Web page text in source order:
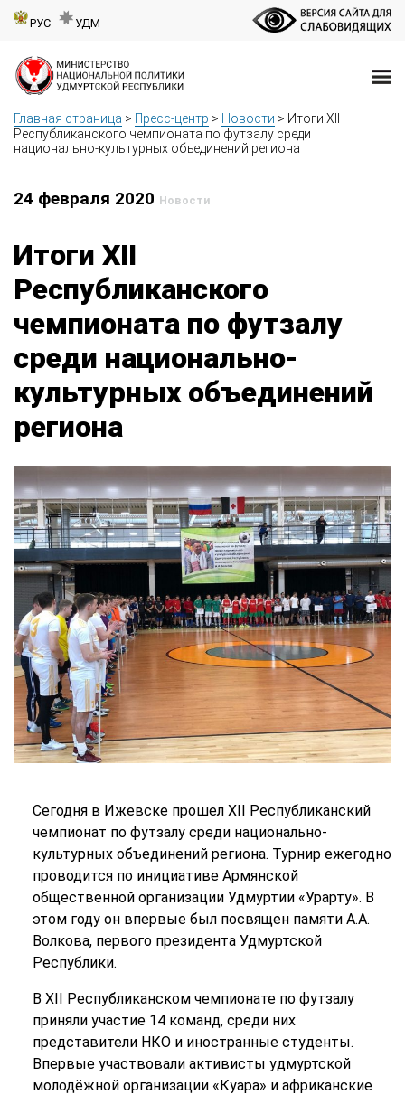
РУС УДМ
Главная страница > Пресс-центр > Новости > Итоги XII
Республиканского чемпионата по футзалу среди
национально-культурных объединений региона
24 февраля 2020 Новости
Итоги XII
Республиканского
чемпионата по футзалу
среди национально-
культурных объединений
региона
Сегодня в Ижевске прошел XII Республиканский
чемпионат по футзалу среди национально-
культурных объединений региона. Турнир ежегодно
проводится по инициативе Армянской
общественной организации Удмуртии «Урарту». В
этом году он впервые был посвящен памяти А.А.
Волкова, первого президента Удмуртской
Республики.
В XII Республиканском чемпионате по футзалу
приняли участие 14 команд, среди них
представители НКО и иностранные студенты.
Впервые участвовали активисты удмуртской
молодёжной организации «Куара» и африканские